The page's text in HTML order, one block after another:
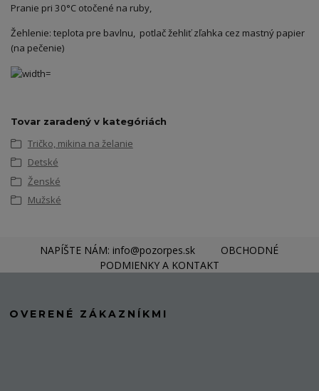
Pranie pri 30°C otočené na ruby,
Žehlenie: teplota pre bavlnu, potlač žehliť zľahka cez mastný papier
(na pečenie)
Tovar zaradený v kategóriách
Tričko, mikina na želanie
Detské
Ženské
Mužské
NAPÍŠTE NÁM: info@pozorpes.sk
OBCHODNÉ
PODMIENKY A KONTAKT
OVERENÉ ZÁKAZNÍKMI